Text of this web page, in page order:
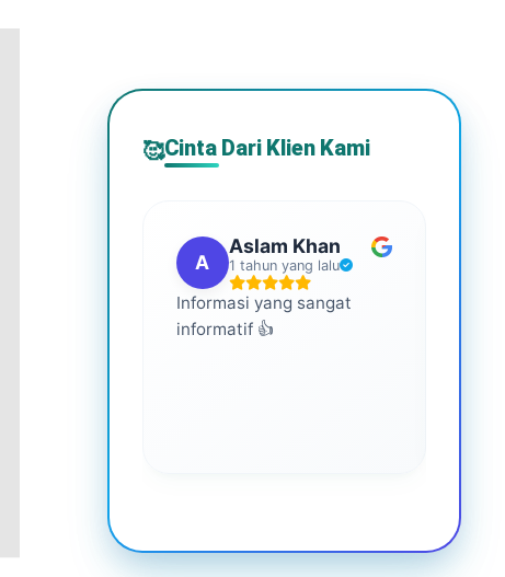
🥰Cinta Dari Klien Kami
A
Aslam Khan
1 tahun yang lalu
Informasi yang sangat
informatif 👍